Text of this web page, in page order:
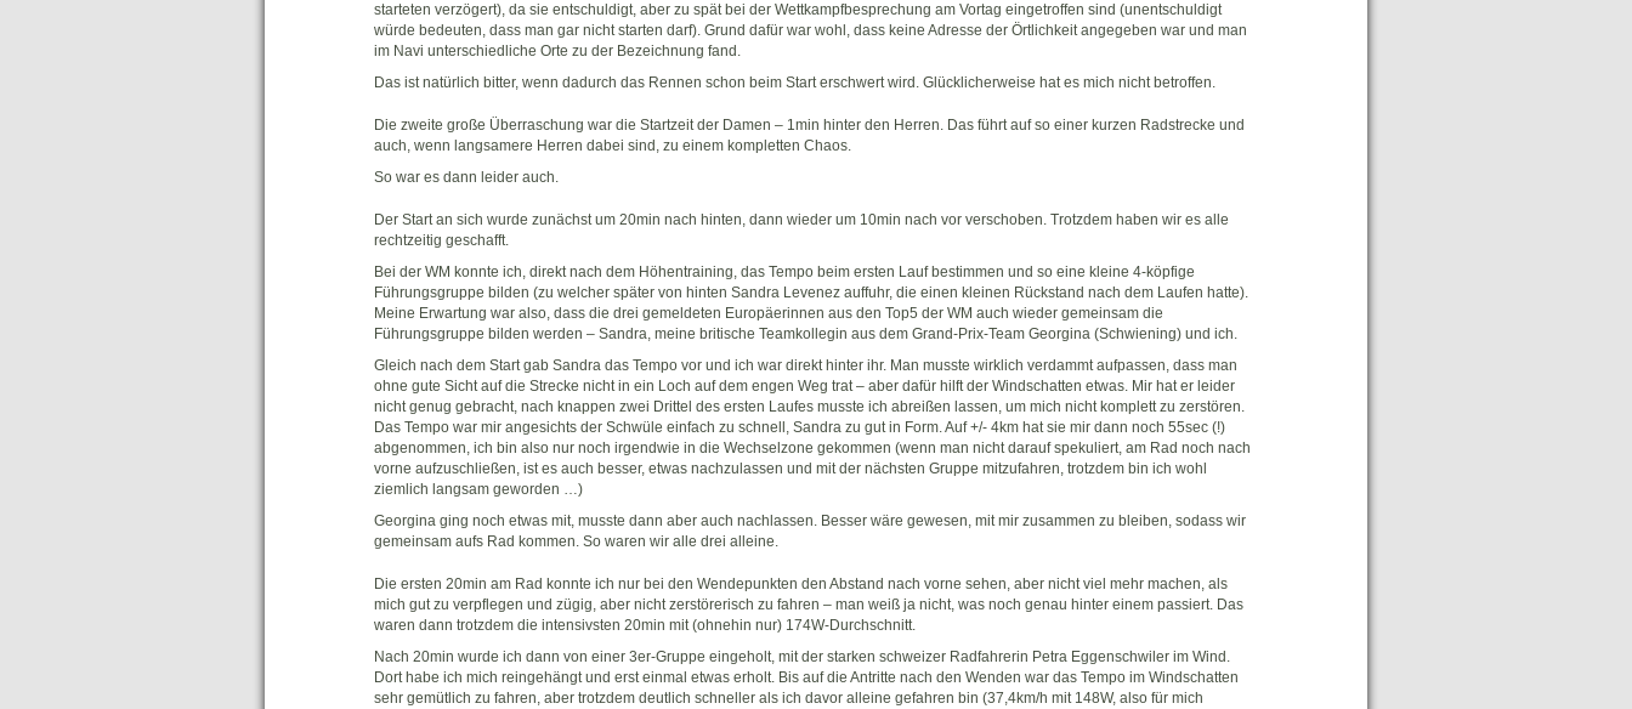
starteten verzögert), da sie entschuldigt, aber zu spät bei der Wettkampfbesprechung am Vortag eingetroffen sind (unentschuldigt
würde bedeuten, dass man gar nicht starten darf). Grund dafür war wohl, dass keine Adresse der Örtlichkeit angegeben war und man
im Navi unterschiedliche Orte zu der Bezeichnung fand.
Das ist natürlich bitter, wenn dadurch das Rennen schon beim Start erschwert wird. Glücklicherweise hat es mich nicht betroffen.
Die zweite große Überraschung war die Startzeit der Damen – 1min hinter den Herren. Das führt auf so einer kurzen Radstrecke und
auch, wenn langsamere Herren dabei sind, zu einem kompletten Chaos.
So war es dann leider auch.
Der Start an sich wurde zunächst um 20min nach hinten, dann wieder um 10min nach vor verschoben. Trotzdem haben wir es alle
rechtzeitig geschafft.
Bei der WM konnte ich, direkt nach dem Höhentraining, das Tempo beim ersten Lauf bestimmen und so eine kleine 4-köpfige
Führungsgruppe bilden (zu welcher später von hinten Sandra Levenez auffuhr, die einen kleinen Rückstand nach dem Laufen hatte).
Meine Erwartung war also, dass die drei gemeldeten Europäerinnen aus den Top5 der WM auch wieder gemeinsam die
Führungsgruppe bilden werden – Sandra, meine britische Teamkollegin aus dem Grand-Prix-Team Georgina (Schwiening) und ich.
Gleich nach dem Start gab Sandra das Tempo vor und ich war direkt hinter ihr. Man musste wirklich verdammt aufpassen, dass man
ohne gute Sicht auf die Strecke nicht in ein Loch auf dem engen Weg trat – aber dafür hilft der Windschatten etwas. Mir hat er leider
nicht genug gebracht, nach knappen zwei Drittel des ersten Laufes musste ich abreißen lassen, um mich nicht komplett zu zerstören.
Das Tempo war mir angesichts der Schwüle einfach zu schnell, Sandra zu gut in Form. Auf +/- 4km hat sie mir dann noch 55sec (!)
abgenommen, ich bin also nur noch irgendwie in die Wechselzone gekommen (wenn man nicht darauf spekuliert, am Rad noch nach
vorne aufzuschließen, ist es auch besser, etwas nachzulassen und mit der nächsten Gruppe mitzufahren, trotzdem bin ich wohl
ziemlich langsam geworden …)
Georgina ging noch etwas mit, musste dann aber auch nachlassen. Besser wäre gewesen, mit mir zusammen zu bleiben, sodass wir
gemeinsam aufs Rad kommen. So waren wir alle drei alleine.
Die ersten 20min am Rad konnte ich nur bei den Wendepunkten den Abstand nach vorne sehen, aber nicht viel mehr machen, als
mich gut zu verpflegen und zügig, aber nicht zerstörerisch zu fahren – man weiß ja nicht, was noch genau hinter einem passiert. Das
waren dann trotzdem die intensivsten 20min mit (ohnehin nur) 174W-Durchschnitt.
Nach 20min wurde ich dann von einer 3er-Gruppe eingeholt, mit der starken schweizer Radfahrerin Petra Eggenschwiler im Wind.
Dort habe ich mich reingehängt und erst einmal etwas erholt. Bis auf die Antritte nach den Wenden war das Tempo im Windschatten
sehr gemütlich zu fahren, aber trotzdem deutlich schneller als ich davor alleine gefahren bin (37,4km/h mit 148W, also für mich